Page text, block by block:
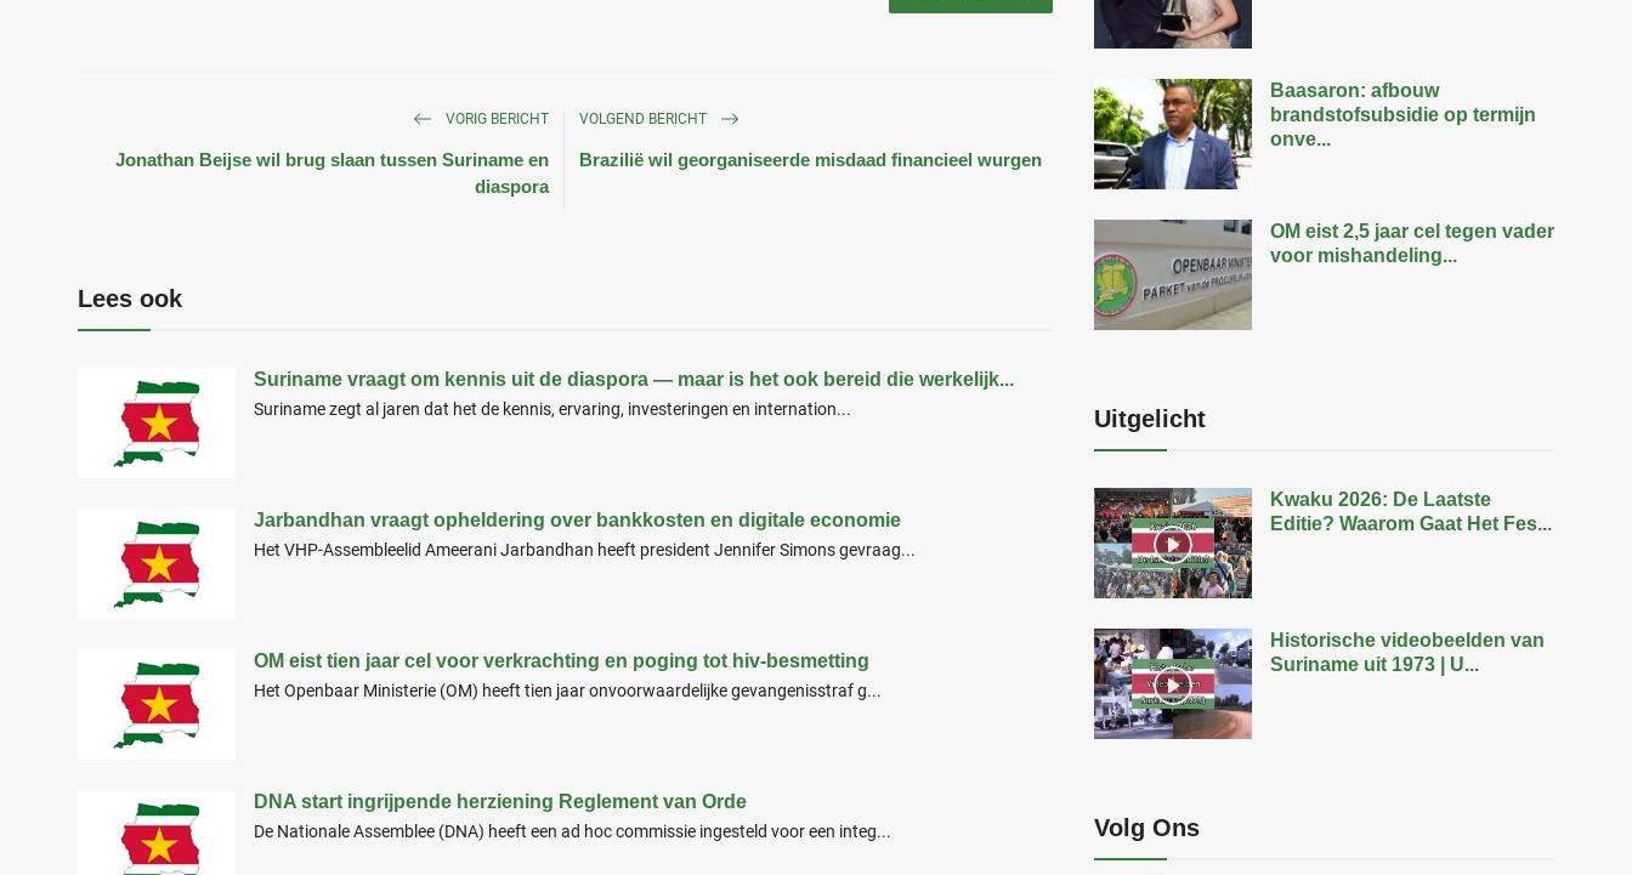
VORIG BERICHT
Jonathan Beijse wil brug slaan tussen Suriname en
diaspora
VOLGEND BERICHT
Brazilië wil georganiseerde misdaad financieel wurgen
Lees ook
Suriname vraagt om kennis uit de diaspora — maar is het ook bereid die werkelijk...
Suriname zegt al jaren dat het de kennis, ervaring, investeringen en internation...
Jarbandhan vraagt opheldering over bankkosten en digitale economie
Het VHP-Assembleelid Ameerani Jarbandhan heeft president Jennifer Simons gevraag...
OM eist tien jaar cel voor verkrachting en poging tot hiv-besmetting
Het Openbaar Ministerie (OM) heeft tien jaar onvoorwaardelijke gevangenisstraf g...
DNA start ingrijpende herziening Reglement van Orde
De Nationale Assemblee (DNA) heeft een ad hoc commissie ingesteld voor een integ...
Baasaron: afbouw
brandstofsubsidie op termijn
onve...
OM eist 2,5 jaar cel tegen vader
voor mishandeling...
Uitgelicht
Kwaku 2026: De Laatste
Editie? Waarom Gaat Het Fes...
Historische videobeelden van
Suriname uit 1973 | U...
Volg Ons